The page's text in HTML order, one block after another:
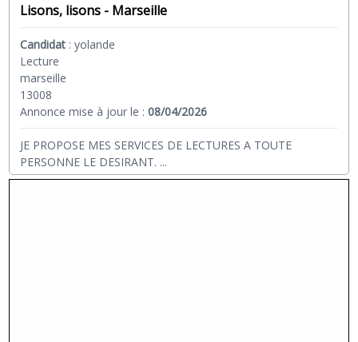
Lisons, lisons - Marseille
Candidat :yolande
Lecture
marseille
13008
Annonce mise à jour le :08/04/2026
JE PROPOSE MES SERVICES DE LECTURES A TOUTE
PERSONNE LE DESIRANT. ...